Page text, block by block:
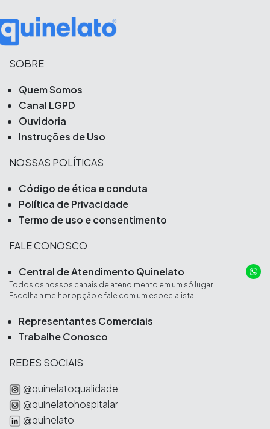
SOBRE
Quem Somos
Canal LGPD
Ouvidoria
Instruções de Uso
NOSSAS POLÍTICAS
Código de ética e conduta
Política de Privacidade
Termo de uso e consentimento
FALE CONOSCO
Central de Atendimento Quinelato
Todos os nossos canais de atendimento em um só lugar.
Escolha a melhor opção e fale com um especialista
Representantes Comerciais
Trabalhe Conosco
REDES SOCIAIS
@quinelatoqualidade
@quinelatohospitalar
@quinelato